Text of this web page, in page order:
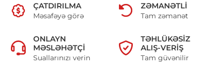
ÇATDIRILMA
Məsafəyə görə
ZƏMANƏTLI
Tam zəmanət
ONLAYN
MƏSLƏHƏTÇI
Suallarınızı verin
TƏHLÜKƏSIZ
ALIŞ-VERIŞ
Tam güvənilir